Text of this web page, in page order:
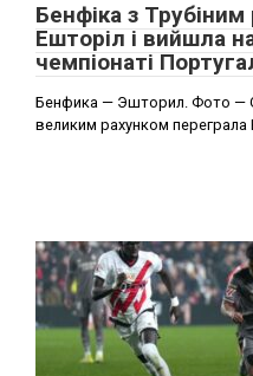
Бенфіка з
Ешторіл і вийшла
чемпіонаті
Бенфика — Эшторил. Фото —
великим рахунком переграла